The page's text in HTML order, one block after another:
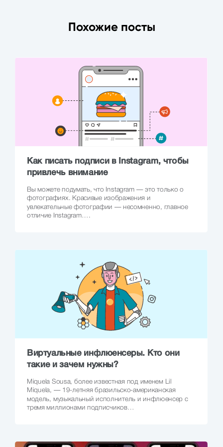
Похожие посты
Как писать подписи в Instagram, чтобы
привлечь внимание
Вы можете подумать, что Instagram — это только о
фотографиях. Красивые изображения и
увлекательные фотографии — несомненно, главное
отличие Instagram….
Виртуальные инфлюенсеры. Кто они
такие и зачем нужны?
Miquela Sousa, более известная под именем Lil
Miquela, — 19-летняя бразильско-американская
модель, музыкальный исполнитель и инфлюенсер с
тремя миллионами подписчиков…